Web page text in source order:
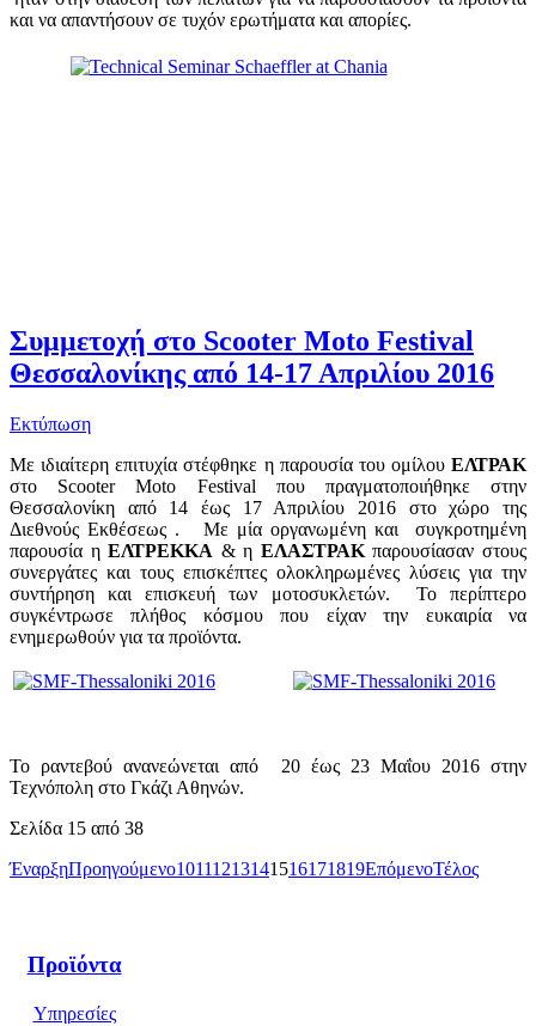
και να απαντήσουν σε τυχόν ερωτήματα και απορίες.
Συμμετοχή στο Scooter Moto Festival
Θεσσαλονίκης από 14-17 Απριλίου 2016
Εκτύπωση
Με ιδιαίτερη επιτυχία στέφθηκε η παρουσία του ομίλου ΕΛΤΡΑΚ
στο Scooter Moto Festival που πραγματοποιήθηκε στην
Θεσσαλονίκη από 14 έως 17 Απριλίου 2016 στο χώρο της
Διεθνούς Εκθέσεως . Με μία οργανωμένη και συγκροτημένη
παρουσία ηΕΛΤΡΕΚΚΑ & η ΕΛΑΣΤΡΑΚπαρουσίασαν στους
συνεργάτες και τους επισκέπτες ολοκληρωμένες λύσεις για την
συντήρηση και επισκευή των μοτοσυκλετών. Το περίπτερο
συγκέντρωσε πλήθος κόσμου που είχαν την ευκαιρία να
ενημερωθούν για τα προϊόντα.
To ραντεβού ανανεώνεται από 20 έως 23 Μαΐου 2016 στην
Τεχνόπολη στο Γκάζι Αθηνών.
Σελίδα 15 από 38
ΈναρξηΠροηγούμενο10111213141516171819ΕπόμενοΤέλος
Προϊόντα
Υπηρεσίες